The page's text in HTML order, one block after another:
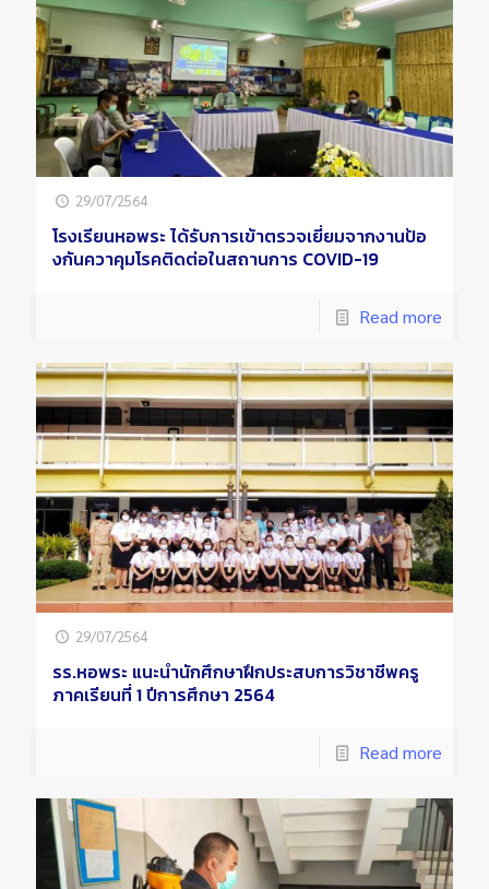
29/07/2564
โรงเรียนหอพระ ได้รับการเข้าตรวจเยี่ยมจากงานป้อ
งกันควาคุมโรคติดต่อในสถานการ COVID-19
Read more
29/07/2564
รร.หอพระ แนะนำนักศึกษาฝึกประสบการวิชาชีพครู
ภาคเรียนที่ 1 ปีการศึกษา 2564
Read more